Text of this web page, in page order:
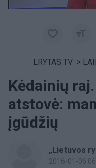
LRYTAS.TV >
Kėdainių
atstovė:
įgūdžių
„Lietuvos
2016-01-06